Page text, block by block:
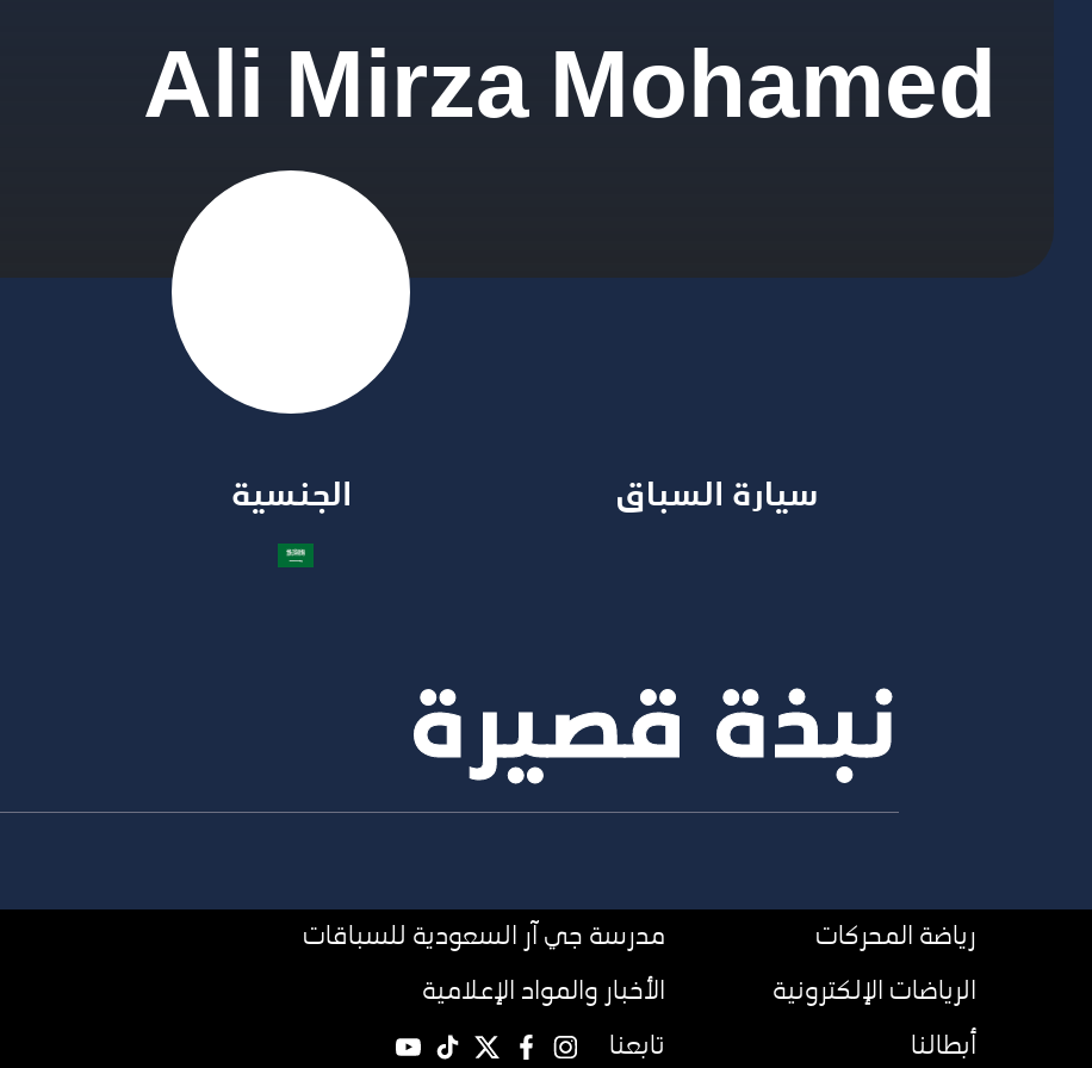
Ali Mirza Mohamed
سيارة السباق​ الجنسية​
نبذة قصيرة
رياضة المحركات
الرياضات الإلكترونية
أبطالنا
مدرسة جي آر السعودية للسباقات
الأخبار والمواد الإعلامية
تابعنا